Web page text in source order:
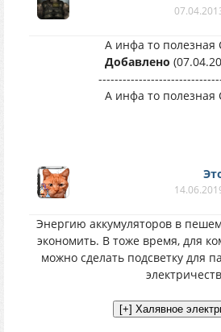
А инфа то
Добавлено
А инфа то
Энергию аккумуляторов в
экономить. В тоже время, для
можно сделать подсветку для